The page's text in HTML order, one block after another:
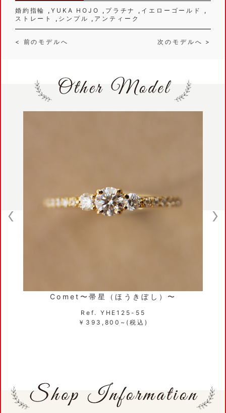
婚約指輪
YUKA HOJO プラチナ
イエローゴールド
ストレート
シンプル アンティーク
< 前のモデルへ 次のモデルへ >
Capri 〜カプリ〜
Ref.YHE120-55
￥311,300~(税込)